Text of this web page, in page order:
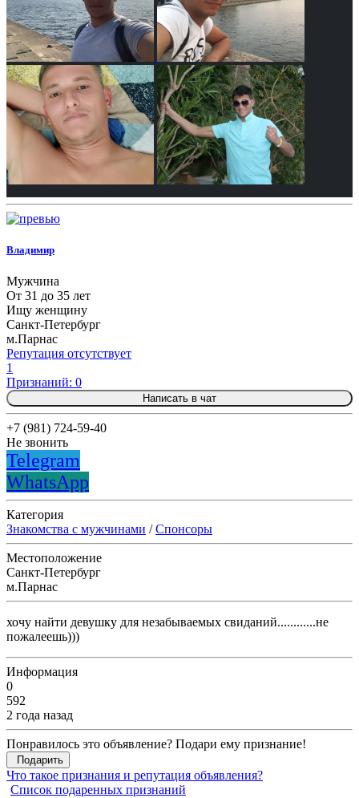
Владимир
Мужчина
От 31 до 35 лет
Ищу женщину
Санкт-Петербург
м.Парнас
Репутация отсутствует
1
Признаний: 0
Написать в чат
+7 (981) 724-59-40
Не звонить
Telegram
WhatsApp
Категория
Знакомства с мужчинами /Спонсоры
Местоположение
Санкт-Петербург
м.Парнас
хочу найти девушку для незабываемых свиданий............не
пожалеешь)))
Информация
0
592
2 года назад
Понравилось это объявление? Подари ему признание!
Подарить
Что такое признания и репутация объявления?
Список подаренных признаний